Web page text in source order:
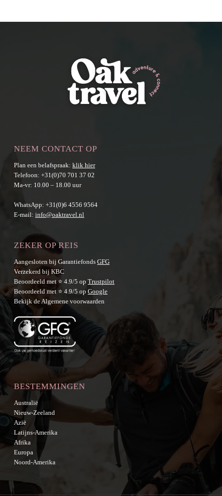
NEEM CONTACT OP
Plan een belafspraak: klik hier
Telefoon: +31(0)70 701 37 02
Ma-vr: 10.00 – 18.00 uur
WhatsApp: +31(0)6 4556 9564
E-mail: info@oaktravel.nl
ZEKER OP REIS
Aangesloten bij Garantiefonds GFG
Verzekerd bij KBC
Beoordeeld met ⭐ 4.9/5 op Trustpilot
Beoordeeld met ⭐ 4.9/5 op Google
Bekijk deAlgemene voorwaarden
BESTEMMINGEN
Australië
Nieuw-Zeeland
Azië
Latijns-Amerika
Afrika
Europa
Noord-Amerika